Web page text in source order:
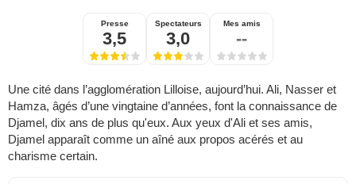
Presse
3,5
Spectateurs
3,0
Mes amis
--
Une cité dans l’agglomération Lilloise, aujourd’hui. Ali, Nasser et
Hamza, âgés d’une vingtaine d’années, font la connaissance de
Djamel, dix ans de plus qu'eux. Aux yeux d'Ali et ses amis,
Djamel apparaît comme un aîné aux propos acérés et au
charisme certain.